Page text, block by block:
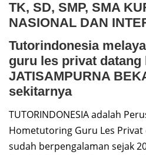
TK, SD, SMP, SMA
NASIONAL DAN
Tutorindonesia
guru les privat datang
JATISAMPURNA
sekitarnya
TUTORINDONESIA adalah
Hometutoring Guru Les
sudah berpengalaman sejak